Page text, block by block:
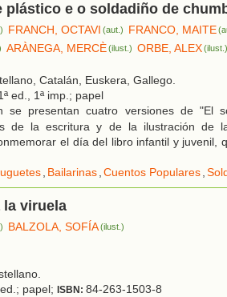
plástico e o soldadiño de
FRANCH, OCTAVI (aut.) FRANCO, MAITE
ARÀNEGA, MERCÈ(ilust.) ORBE, ALEX (ilust.)
Catalán, Euskera, Gallego.
ed., 1ª imp.; papel
se presentan cuatro versiones de "El
de la escritura y de la ilustración de
el día del libro infantil y juvenil,
, Bailarinas,Cuentos Populares,
la viruela
BALZOLA, SOFÍA(ilust.)
papel; ISBN: 84-263-1503-8